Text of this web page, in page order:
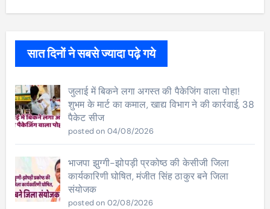
सात दिनों ने सबसे ज्यादा पढ़े गये
जुलाई में बिकने लगा अगस्त की पैकेजिंग वाला पोहा!
शुभम के मार्ट का कमाल, खाद्य विभाग ने की कार्रवाई, 38
पैकेट सीज
posted on 04/08/2026
भाजपा झुग्गी-झोपड़ी प्रकोष्ठ की केसीजी जिला
कार्यकारिणी घोषित, मंजीत सिंह ठाकुर बने जिला
संयोजक
posted on 02/08/2026